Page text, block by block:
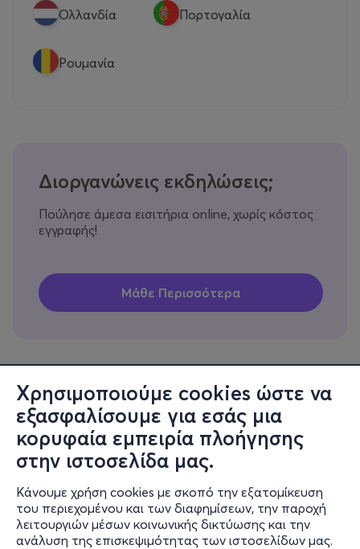
Χρησιμοποιούμε cookies ώστε να
εξασφαλίσουμε για εσάς μια
κορυφαία εμπειρία πλοήγησης
στην ιστοσελίδα μας.
Κάνουμε χρήση cookies με σκοπό την εξατομίκευση
του περιεχομένου και των διαφημίσεων, την παροχή
λειτουργιών μέσων κοινωνικής δικτύωσης και την
ανάλυση της επισκεψιμότητας των ιστοσελίδων μας.
Ολλανδία Πορτογαλία
Ρουμανία
Διοργανώνεις εκδηλώσεις;
Πούλησε άμεσα εισιτήρια online, χωρίς κόστος
εγγραφής!
Πληροφορίες
Υποστήριξη
Stay Connected